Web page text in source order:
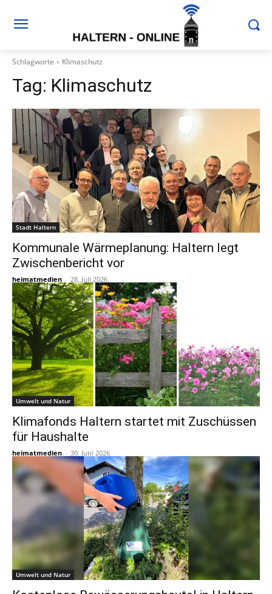
Schlagworte Klimaschutz
Tag: Klimaschutz
Stadt Haltern
Kommunale Wärmeplanung: Haltern legt
Zwischenbericht vor
heimatmedien - 28. Juli 2026
Umwelt und Natur
Klimafonds Haltern startet mit Zuschüssen
für Haushalte
heimatmedien - 30. Juni 2026
Umwelt und Natur